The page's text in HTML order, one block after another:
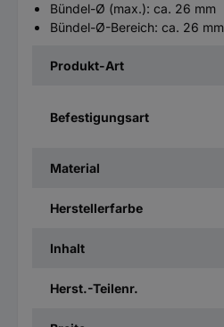
Bündel-Ø (max.): ca. 26 mm
Bündel-Ø-Bereich: ca. 26 mm
Produkt-Art
Befestigungsart
Material
Herstellerfarbe
Inhalt
Herst.-Teilenr.